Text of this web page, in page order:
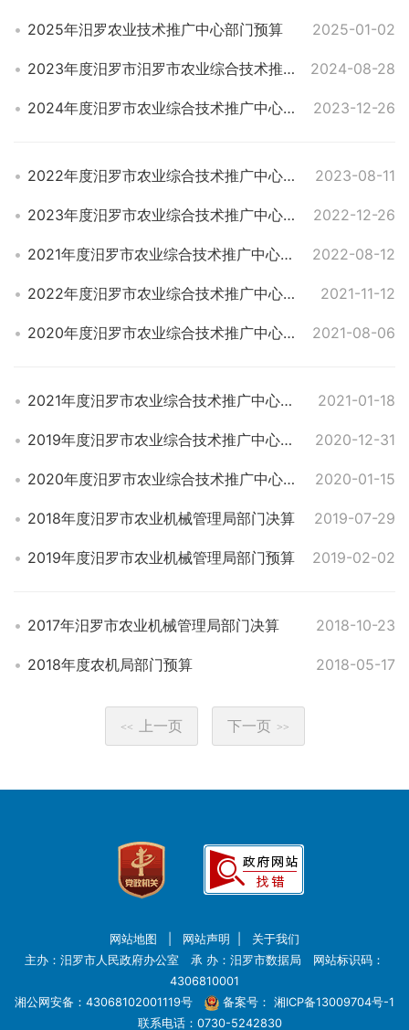
2025年汨罗农业技术推广中心部门预算 2025-01-02
2023年度汨罗市汨罗市农业综合技术推广中心部门决算 2024-08-28
2024年度汨罗市农业综合技术推广中心部门预算 2023-12-26
2022年度汨罗市农业综合技术推广中心部门决算 2023-08-11
2023年度汨罗市农业综合技术推广中心部门预算 2022-12-26
2021年度汨罗市农业综合技术推广中心部门决算 2022-08-12
2022年度汨罗市农业综合技术推广中心部门预算 2021-11-12
2020年度汨罗市农业综合技术推广中心部门决算 2021-08-06
2021年度汨罗市农业综合技术推广中心单位预算 2021-01-18
2019年度汨罗市农业综合技术推广中心部门决算 2020-12-31
2020年度汨罗市农业综合技术推广中心部门预算 2020-01-15
2018年度汨罗市农业机械管理局部门决算 2019-07-29
2019年度汨罗市农业机械管理局部门预算 2019-02-02
2017年汨罗市农业机械管理局部门决算 2018-10-23
2018年度农机局部门预算 2018-05-17
<< 上一页 下一页 >>
网站地图 网站声明
关于我们
主办：汨罗市人民政府办公室 承 办：汨罗市数据局 网站标识码：
4306810001
湘公网安备：43068102001119号
备案号： 湘ICP备13009704号-1
联系电话：0730-5242830